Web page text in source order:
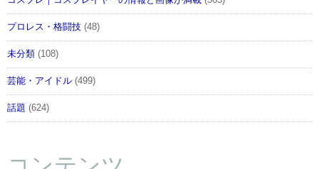
プロレス・格闘技 (48)
未分類 (108)
芸能・アイドル (499)
話題 (624)